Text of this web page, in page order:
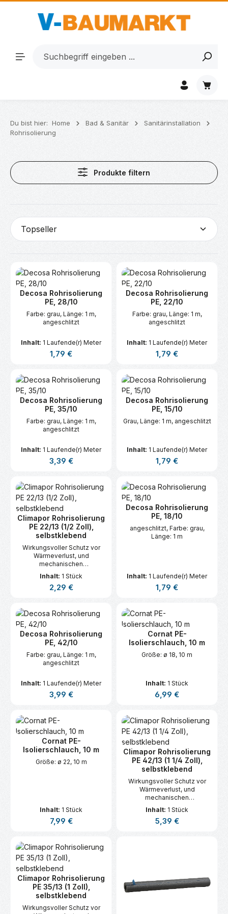
Zum Hauptinhalt springen
Du bist hier: Home Bad & Sanitär
Sanitärinstallation
Rohrisolierung
Produkte filtern
Decosa Rohrisolierung
PE, 28/10
Farbe: grau, Länge: 1 m,
angeschlitzt
Inhalt: 1 Laufende(r) Meter
Regulärer Preis:
1,79 €
Decosa Rohrisolierung
PE, 22/10
Farbe: grau, Länge: 1 m,
angeschlitzt
Inhalt: 1 Laufende(r) Meter
Regulärer Preis:
1,79 €
Decosa Rohrisolierung
PE, 35/10
Farbe: grau, Länge: 1 m,
angeschlitzt
Inhalt: 1 Laufende(r) Meter
Regulärer Preis:
3,39 €
Decosa Rohrisolierung
PE, 15/10
Grau, Länge: 1 m, angeschlitzt
Inhalt: 1 Laufende(r) Meter
Regulärer Preis:
1,79 €
Climapor Rohrisolierung
PE 22/13 (1/2 Zoll),
selbstklebend
Wirkungsvoller Schutz vor
Wärmeverlust, und
mechanischen
Beschädigungen, zur
effektiven
Geräuschdämmung von
Trinkwasserleitungen.
Inhalt: 1 Stück
Regulärer Preis:
2,29 €
Decosa Rohrisolierung
PE, 18/10
angeschlitzt, Farbe: grau,
Länge: 1 m
Inhalt: 1 Laufende(r) Meter
Regulärer Preis:
1,79 €
Decosa Rohrisolierung
PE, 42/10
Farbe: grau, Länge: 1 m,
angeschlitzt
Inhalt: 1 Laufende(r) Meter
Regulärer Preis:
3,99 €
Cornat PE-
Isolierschlauch, 10 m
Größe: ø 18, 10 m
Inhalt: 1 Stück
Regulärer Preis:
6,99 €
Cornat PE-
Isolierschlauch, 10 m
Größe: ø 22, 10 m
Inhalt: 1 Stück
Regulärer Preis:
7,99 €
Climapor Rohrisolierung
PE 42/13 (1 1/4 Zoll),
selbstklebend
Wirkungsvoller Schutz vor
Wärmeverlust, und
mechanischen
Beschädigungen, zur
effektiven
Geräuschdämmung von
Inhalt: 1 Stück
Regulärer Preis:
5,39 €
Climapor Rohrisolierung
PE 35/13 (1 Zoll),
selbstklebend
Wirkungsvoller Schutz vor